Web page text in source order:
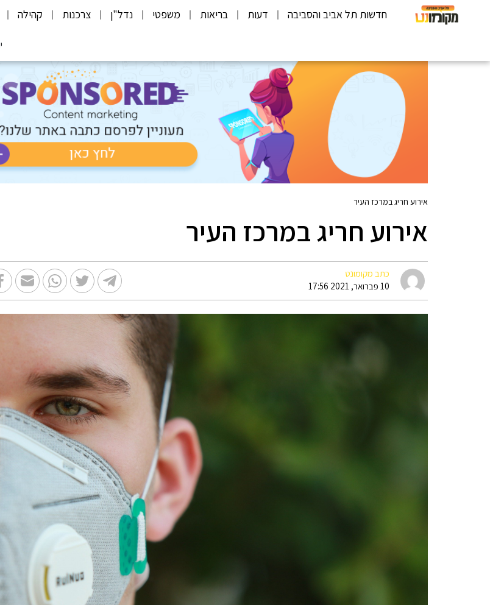
חדשות תל אביב והסביבה דעות בריאות משפטי נדל"ן צרכנות קהילה
אירוע חריג במרכז העיר
אירוע חריג במרכז העיר
כתב מקומונט
10 פברואר, 2021 17:56